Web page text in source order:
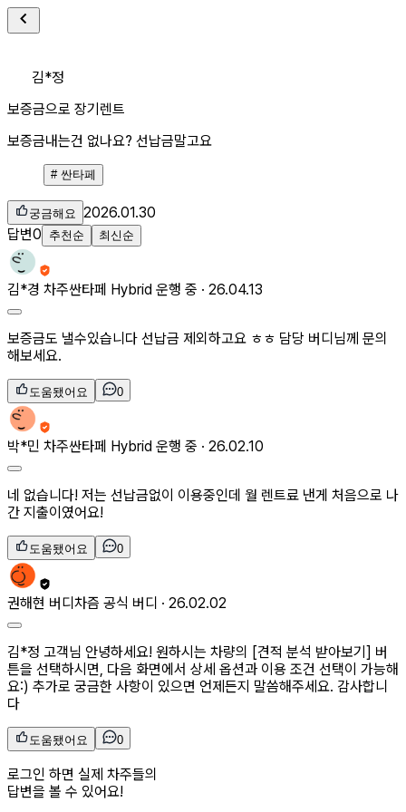
김*정
보증금으로 장기렌트
보증금내는건 없나요? 선납금말고요
# 싼타페
궁금해요 2026.01.30
답변0 추천순 최신순
김*경 차주싼타페 Hybrid 운행 중 · 26.04.13
보증금도 낼수있습니다 선납금 제외하고요 ㅎㅎ 담당 버디님께 문의
해보세요.
도움됐어요 0
박*민 차주싼타페 Hybrid 운행 중 · 26.02.10
네 없습니다! 저는 선납금없이 이용중인데 월 렌트료 낸게 처음으로 나
간 지출이였어요!
도움됐어요 0
권해현 버디 차즘 공식 버디 · 26.02.02
김*정 고객님 안녕하세요! 원하시는 차량의 [견적 분석 받아보기] 버
튼을 선택하시면, 다음 화면에서 상세 옵션과 이용 조건 선택이 가능해
요:) 추가로 궁금한 사항이 있으면 언제든지 말씀해주세요. 감사합니
다
도움됐어요 0
로그인 하면 실제 차주들의
답변을 볼 수 있어요!